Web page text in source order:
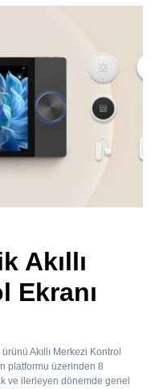
Akıllı
Ekranı
Akıllı Merkezi Kontrol
platformu üzerinden 8
ve ilerleyen dönemde genel